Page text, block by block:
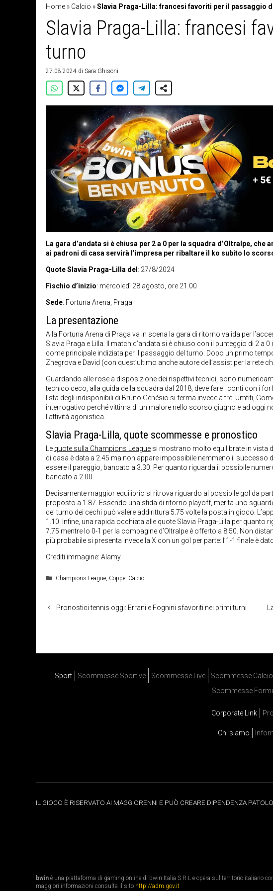
Home » Calcio »Slavia Praga-Lilla: francesi favoriti per il passaggio
Slavia Praga-Lilla: francesi
turno
27.08.2024 di Sara Ghisoni
La gara d’andata si è chiusa per 2 a 0 per la squadra d’Oltralpe,
ai padroni di casa servirà l’impresa per ribaltare il ko subito lo
Quote Slavia Praga-Lilla del: 27/8/2024
Fischio d’inizio: mercoledì 28 agosto, ore 21.00
Sede: Fortuna Arena, Praga
La presentazione
Alla Fortuna Arena di Praga va in scena la gara di ritorno valida per
Slavia Praga e Lilla. Il match d’andata si è chiuso con il punteggio di 2 a
come principale indiziata per il passaggio del turno. Dopo un primo
Zhegrova e David (con quest’ultimo anche autore dell’assist per la rete
Guardando alle rose a disposizione dei rispettivi tecnici, sono
tecnico ceco, alla guida della squadra dal 2018, deve fare i conti con i
lista degli indisponibili di Bruno Génésio si ferma invece a tre: Umtiti,
interrogativo perché vittima di un malore nello scorso giugno e ad oggi
l’attività agonistica.
Slavia Praga-Lilla, quote scommesse e pronostico
Le quote sulla Champions League si mostrano molto equilibrate in vista
di casa è data a 2.45 ma non appare impossibile nemmeno il successo
essere il pareggio, bancato a 3.30. Per quanto riguarda il possibile
bancato a 2.00.
Decisamente maggior equilibrio si ritrova riguardo al possibile gol da
proposto a 1.87. Essendo una sfida di ritorno playoff, merita uno
del turno dei cechi può valere addirittura 5.75 volte la posta in gioco.
1.10. Infine, una rapida occhiata alle quote Slavia Praga-Lilla per quanto
7.75 mentre lo 0-1 per la compagine d’Oltralpe è offerto a 8.50. Non
più probabile si presenta invece la X con un gol per parte: l’1-1 finale è
Crediti immagine: Alamy
Categorie
Champions League, Coppe, Calcio
Pronostici tennis oggi: Errani e Fognini sfavoriti nei primi turni
Sport Scommesse Sportive Scommesse Live Scommesse Calcio
Scommesse
Corporate Link
Chi siamo
IL GIOCO È RISERVATO AI MAGGIORENNI E PUÒ CREARE DIPENDENZA
bwin è una piattaforma di gaming online di bwin Italia S.R.L e opera sul territorio italiano
maggiori informazioni consulta il sito http://adm.gov.it